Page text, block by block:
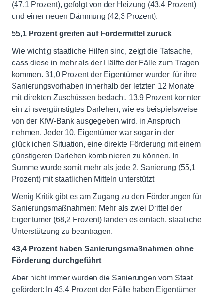
(47,1 Prozent), gefolgt von der Heizung (43,4 Prozent)
und einer neuen Dämmung (42,3 Prozent).
55,1 Prozent greifen auf Fördermittel zurück
Wie wichtig staatliche Hilfen sind, zeigt die Tatsache,
dass diese in mehr als der Hälfte der Fälle zum Tragen
kommen. 31,0 Prozent der Eigentümer wurden für ihre
Sanierungsvorhaben innerhalb der letzten 12 Monate
mit direkten Zuschüssen bedacht, 13,9 Prozent konnten
ein zinsvergünstigtes Darlehen, wie es beispielsweise
von der KfW-Bank ausgegeben wird, in Anspruch
nehmen. Jeder 10. Eigentümer war sogar in der
glücklichen Situation, eine direkte Förderung mit einem
günstigeren Darlehen kombinieren zu können. In
Summe wurde somit mehr als jede 2. Sanierung (55,1
Prozent) mit staatlichen Mitteln unterstützt.
Wenig Kritik gibt es am Zugang zu den Förderungen für
Sanierungsmaßnahmen: Mehr als zwei Drittel der
Eigentümer (68,2 Prozent) fanden es einfach, staatliche
Unterstützung zu beantragen.
43,4 Prozent haben Sanierungsmaßnahmen ohne
Förderung durchgeführt
Aber nicht immer wurden die Sanierungen vom Staat
gefördert: In 43,4 Prozent der Fälle haben Eigentümer